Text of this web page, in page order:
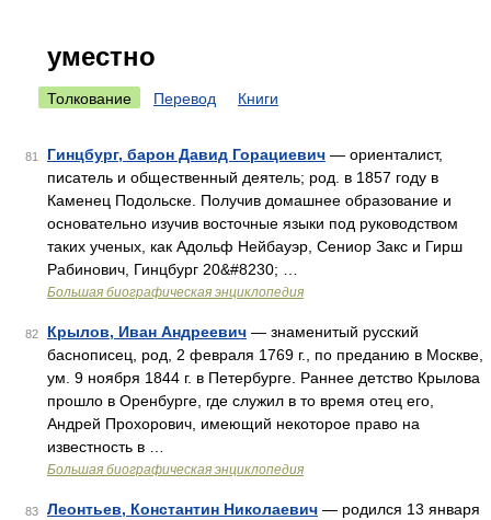
уместно
Толкование Перевод Книги
81 Гинцбург, барон Давид Горациевич — ориенталист,
писатель и общественный деятель; род. в 1857 году в
Каменец Подольске. Получив домашнее образование и
основательно изучив восточные языки под руководством
таких ученых, как Адольф Нейбауэр, Сениор Закс и Гирш
Рабинович, Гинцбург 20&#8230; …
Большая биографическая энциклопедия
82 Крылов, Иван Андреевич — знаменитый русский
баснописец, род, 2 февраля 1769 г., по преданию в Москве,
ум. 9 ноября 1844 г. в Петербурге. Раннее детство Крылова
прошло в Оренбурге, где служил в то время отец его,
Андрей Прохорович, имеющий некоторое право на
известность в …
Большая биографическая энциклопедия
83 Леонтьев, Константин Николаевич — родился 13 января